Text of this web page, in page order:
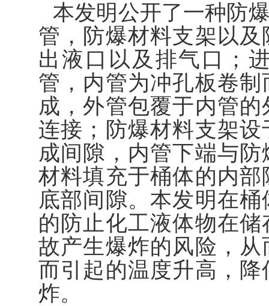
本发明公开了一种防
管，防爆材料支架以
出液口以及排气口；
管，内管为冲孔板卷
成，外管包覆于内管
连接；防爆材料支架
成间隙，内管下端与
材料填充于桶体的内
底部间隙。本发明在
的防止化工液体物在
故产生爆炸的风险，
而引起的温度升高，
炸。